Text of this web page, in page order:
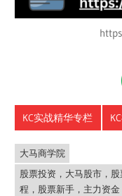
KC实战精华专栏
大马商学院
股票投资，大马股市，
程，股票新手，主力资